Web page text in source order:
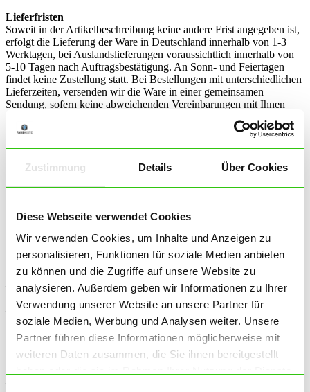
Zustimmung Details Über Cookies
Diese Webseite verwendet Cookies
Wir verwenden Cookies, um Inhalte und Anzeigen zu
personalisieren, Funktionen für soziale Medien anbieten
zu können und die Zugriffe auf unsere Website zu
analysieren. Außerdem geben wir Informationen zu Ihrer
Verwendung unserer Website an unsere Partner für
soziale Medien, Werbung und Analysen weiter. Unsere
Partner führen diese Informationen möglicherweise mit
weiteren Daten zusammen, die Sie ihnen bereitgestellt
Lieferfristen
Soweit in der Artikelbeschreibung keine andere Frist angegeben ist,
erfolgt die Lieferung der Ware in Deutschland innerhalb von 1-3
Werktagen, bei Auslandslieferungen voraussichtlich innerhalb von
5-10 Tagen nach Auftragsbestätigung. An Sonn- und Feiertagen
findet keine Zustellung statt. Bei Bestellungen mit unterschiedlichen
Lieferzeiten, versenden wir die Ware in einer gemeinsamen
Sendung, sofern keine abweichenden Vereinbarungen mit Ihnen
dem Artikel mit der längsten Lieferzeit den Sie bestellt haben.
Bei Selbstabholung informieren wir Sie per E-Mail über die
Bereitstellung der Ware und die Abholmöglichkeiten. In diesem Fall
Bei Lieferungen innerhalb Deutschlands gibt es für Sie folgende
Zahlungsmöglichkeiten:
– SOFORT Überweisung
– Vorkasse per Überweisung
– Zahlung per PayPal Express
– Barzahlung bei Selbstabholung
Bei Lieferungen ins Europäsche Ausland gibt es für Sie